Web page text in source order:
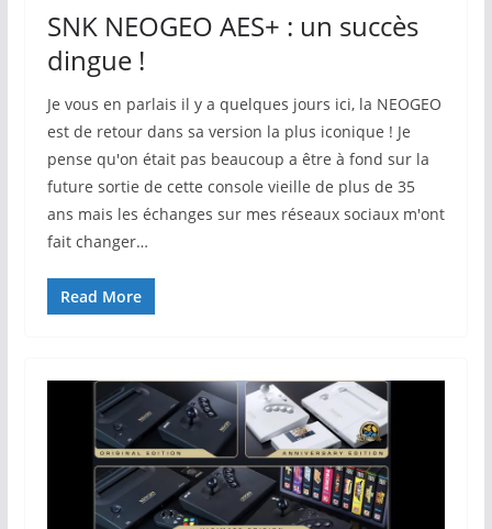
SNK NEOGEO AES+ : un succès
dingue !
Je vous en parlais il y a quelques jours ici, la NEOGEO
est de retour dans sa version la plus iconique ! Je
pense qu'on était pas beaucoup a être à fond sur la
future sortie de cette console vieille de plus de 35
ans mais les échanges sur mes réseaux sociaux m'ont
fait changer…
Read More